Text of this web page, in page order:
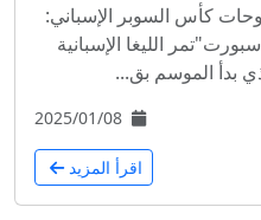
كأس السوبر الإسباني:
الليغا الإسبانية
بدأ الموسم بق...
اقرأ المزيد